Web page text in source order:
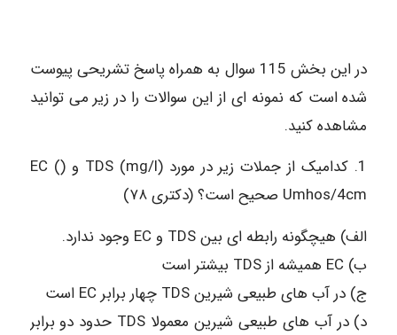
در این بخش 115 سوال به همراه پاسخ تشریحی پیوست
شده است که نمونه ای از این سوالات را در زیر می توانید
مشاهده کنید.
1. کدامیک از جملات زیر در مورد (TDS (mg/l و (EC (
Umhos/4cm صحیح است؟ (دکتری ۷۸)
الف) هیچگونه رابطه ای بین TDS و EC وجود ندارد.
ب) EC همیشه از TDS بیشتر است
ج) در آب های طبیعی شیرین TDS چهار برابر EC است
د) در آب های طبیعی شیرین معمولا TDS حدود دو برابر